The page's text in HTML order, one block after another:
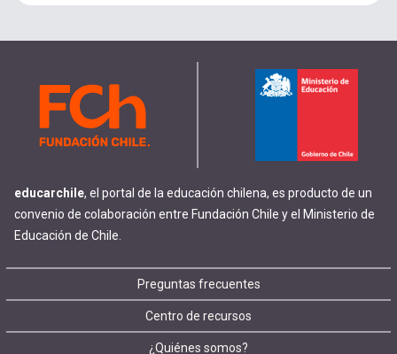
educarchile, el portal de la educación chilena, es producto de un
convenio de colaboración entre Fundación Chile y el Ministerio de
Educación de Chile.
Footer
Preguntas frecuentes
Centro de recursos
¿Quiénes somos?